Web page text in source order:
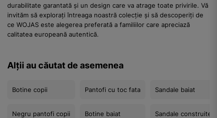
durabilitate garantată și un design care va atrage toate privirile. Vă
invităm să explorați întreaga noastră colecție și să descoperiți de
ce WOJAS este alegerea preferată a familiilor care apreciază
calitatea europeană autentică.
Alții au căutat de asemenea
Botine copii
Negru pantofi copii
Pantofi cu toc fata
Botine baiat
Sandale baiat
Sandale construite